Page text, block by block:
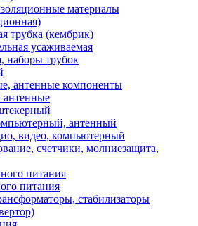
материалы
трубка (кембрик)
усаживаемая
наборы трубок
антенные компоненты
антенные
антенный
видео, компьютерный
счетчики, молниезащита,
питания
питания
стабилизаторы